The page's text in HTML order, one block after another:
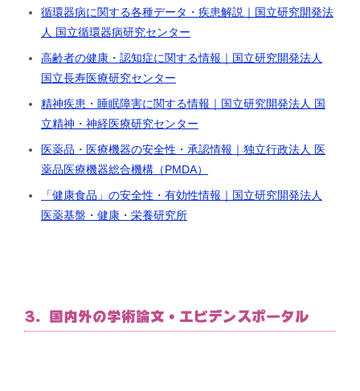
循環器病に関する各種データ・疾患解説｜国立研究開発法
人 国立循環器病研究センター
高齢者の健康・認知症に関する情報｜国立研究開発法人
国立長寿医療研究センター
精神疾患・睡眠障害に関する情報｜国立研究開発法人 国
立精神・神経医療研究センター
医薬品・医療機器の安全性・承認情報｜独立行政法人 医
薬品医療機器総合機構（PMDA）
「健康食品」の安全性・有効性情報｜国立研究開発法人
医薬基盤・健康・栄養研究所
3. 国内外の学術論文・エビデンスポータル